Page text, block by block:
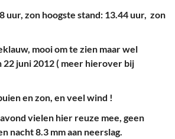
uur, zon hoogste stand: 13.44 uur, zon
mooi om te zien maar wel
22 juni 2012 ( meer hierover bij
zon, en veel wind !
vielen hier reuze mee, geen
nacht 8.3 mm aan neerslag.